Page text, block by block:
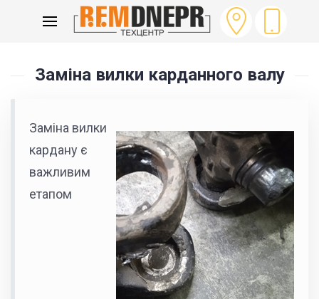
ГОЛОВНА ЗАМІНА ВИЛКИ КАРДАНУ
Заміна вилки карданного валу
Заміна вилки
кардану є
важливим
етапом